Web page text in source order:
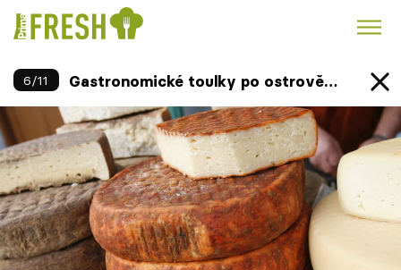
Trendy: Kuře Polévky k večeři Rychlé večeře
Česká kuchyně Čokoláda
Témata
6/11
Gastronomické toulky po ostrově
Gran Canaria